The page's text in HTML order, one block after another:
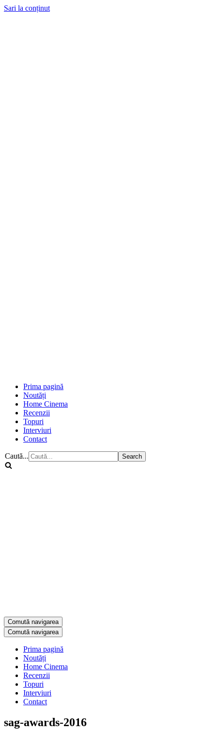
Sari la conținut
Prima pagină
Noutăți
Home Cinema
Recenzii
Topuri
Interviuri
Contact
Caută...
Comută navigarea
Comută navigarea
Prima pagină
Noutăți
Home Cinema
Recenzii
Topuri
Interviuri
Contact
sag-awards-2016